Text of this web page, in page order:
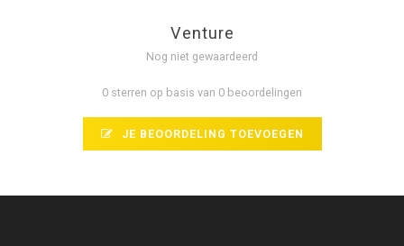
Venture
Nog niet gewaardeerd
0 sterren op basis van 0 beoordelingen
JE BEOORDELING TOEVOEGEN